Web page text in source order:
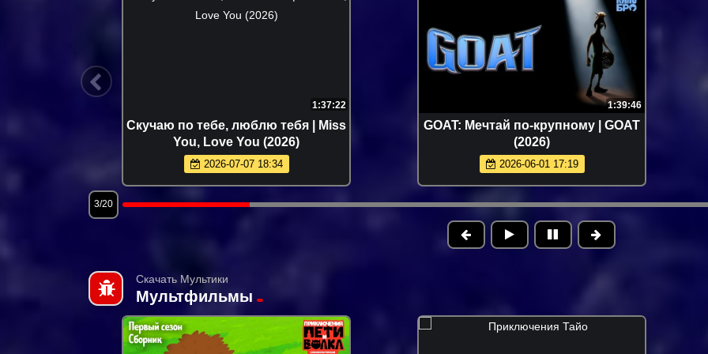
1:37:22
Скучаю по тебе, люблю тебя | Miss
You, Love You (2026)
2026-07-07 18:34
1:39:46
GOAT: Мечтай по-крупному | GOAT
(2026)
2026-06-01 17:19
3/20
Скачать Мультики
Мультфильмы